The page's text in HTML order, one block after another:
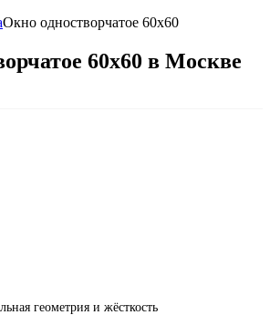
Окно одностворчатое 60x60
60x60 в Москве
геометрия и жёсткость